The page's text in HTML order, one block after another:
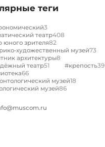
теги
3
театр408
юного зрителя82
художественный музей73
архитектуры8
театр51 #крепость39
66
музей18
музей86